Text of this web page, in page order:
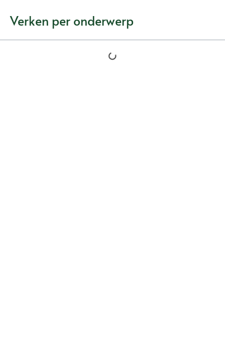
Verken per onderwerp